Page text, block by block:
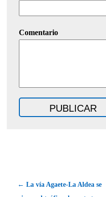
Comentario
← La vía Agaete-La Aldea se